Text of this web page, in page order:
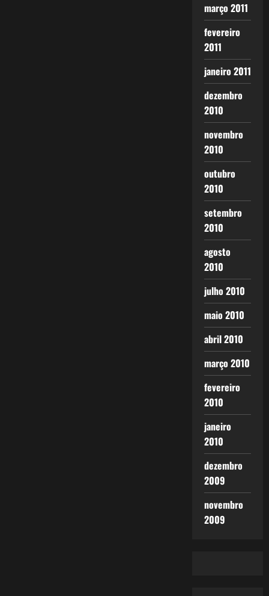
março 2011
fevereiro
2011
janeiro 2011
dezembro
2010
novembro
2010
outubro
2010
setembro
2010
agosto
2010
julho 2010
maio 2010
abril 2010
março 2010
fevereiro
2010
janeiro
2010
dezembro
2009
novembro
2009